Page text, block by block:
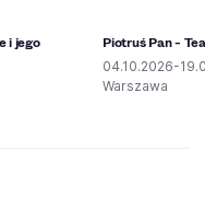
i jego
Piotruś Pan -
04.10.2026-
Warszawa